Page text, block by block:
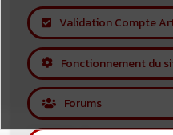
Validation Compte
Fonctionnement du
Forums